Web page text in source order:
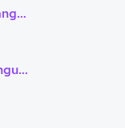
Ver as vagas de Pós-graduação na Anhanguera
Ver as vagas A distância (EaD) na Anhanguera